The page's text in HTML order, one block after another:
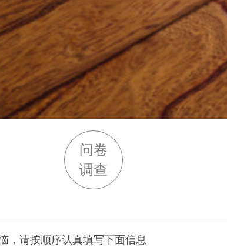
问卷
调查
，请按顺序认真填写下面信息